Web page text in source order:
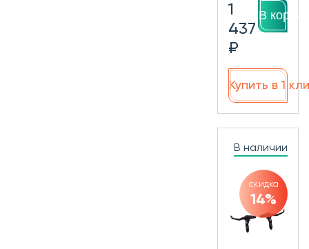
1
437
₽
В
Купить в 1
В наличии
скидка
14%